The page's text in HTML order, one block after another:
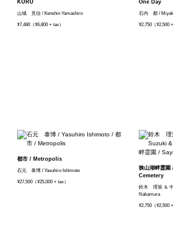
KURU
山城 見信 / Kenshin Yamashiro
¥7,480（¥6,800 + tax）
One Day
石内 都 /
¥2,750（¥2,500 +
都市 / Metropolis
石元 泰博 / Yasuhiro Ishimoto
¥27,500（¥25,000 + tax）
狭山湖畔霊
Cemetery
鈴木 理策 ＆
Nakamura
¥2,750（¥2,500 +